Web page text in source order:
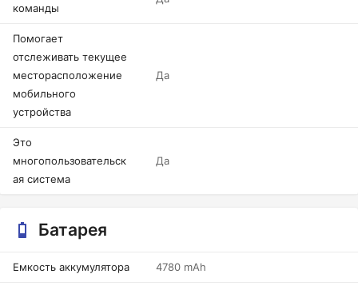
команды
Помогает
отслеживать текущее
месторасположение
мобильного
устройства
Да
Это
многопользовательск
ая система
Да
Батарея
Емкость аккумулятора 4780 mAh